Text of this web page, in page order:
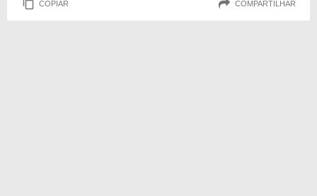
COPIAR COMPARTILHAR